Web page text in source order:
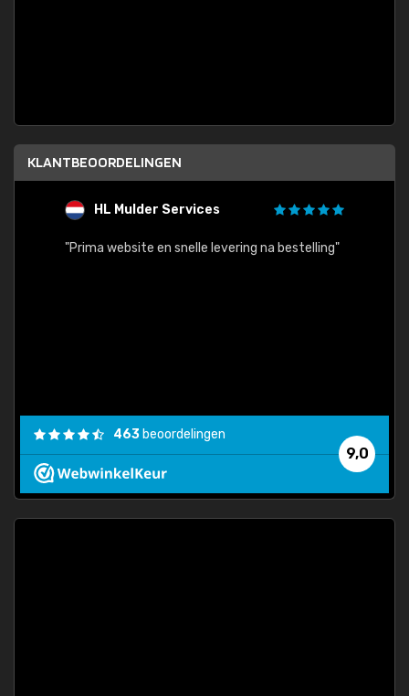
KLANTBEOORDELINGEN
HL Mulder Services
"Prima website en snelle levering na bestelling"
9,0
463 beoordelingen